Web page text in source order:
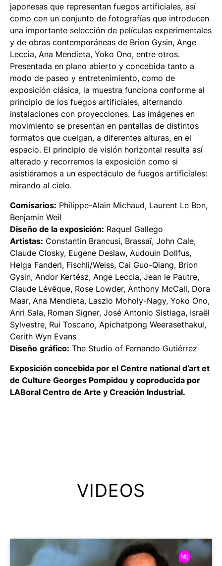
japonesas que representan fuegos artificiales, así
como con un conjunto de fotografías que introducen
una importante selección de películas experimentales
y de obras contemporáneas de Brion Gysin, Ange
Leccia, Ana Mendieta, Yoko Ono, entre otros.
Presentada en plano abierto y concebida tanto a
modo de paseo y entretenimiento, como de
exposición clásica, la muestra funciona conforme al
principio de los fuegos artificiales, alternando
instalaciones con proyecciones. Las imágenes en
movimiento se presentan en pantallas de distintos
formatos que cuelgan, a diferentes alturas, en el
espacio. El principio de visión horizontal resulta así
alterado y recorremos la exposición como si
asistiéramos a un espectáculo de fuegos artificiales:
mirando al cielo.
Comisarios: Philippe-Alain Michaud, Laurent Le Bon,
Benjamin Weil
Diseño de la exposición: Raquel Gallego
Artistas: Constantin Brancusi, Brassaï, John Cale,
Claude Closky, Eugene Deslaw, Audouin Dollfus,
Helga Fanderl, Fischli/Weiss, Cai Guo-Qiang, Brion
Gysin, Andor Kertész, Ange Leccia, Jean le Pautre,
Claude Lévêque, Rose Lowder, Anthony McCall, Dora
Maar, Ana Mendieta, Laszlo Moholy-Nagy, Yoko Ono,
Anri Sala, Roman Signer, José Antonio Sistiaga, Israël
Sylvestre, Rui Toscano, Apichatpong Weerasethakul,
Cerith Wyn Evans
Diseño gráfico: The Studio of Fernando Gutiérrez
Exposición concebida por el Centre national d’art et
de Culture Georges Pompidou y coproducida por
LABoral Centro de Arte y Creación Industrial.
VIDEOS